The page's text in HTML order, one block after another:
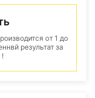
от 1 до
результат за
!